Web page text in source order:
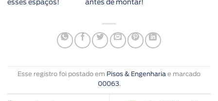
esses espaços!
antes de montar!
Esse registro foi postado em Pisos & Engenharia e marcado
00063.